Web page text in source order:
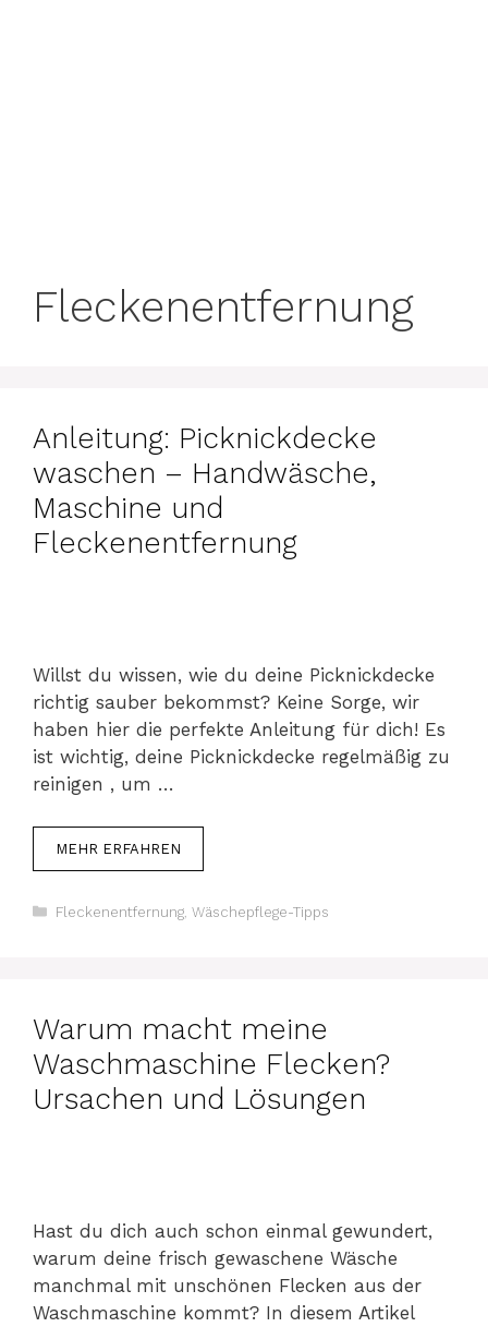
Fleckenentfernung
Anleitung: Picknickdecke
waschen – Handwäsche,
Maschine und
Fleckenentfernung
Willst du wissen, wie du deine Picknickdecke
richtig sauber bekommst? Keine Sorge, wir
haben hier die perfekte Anleitung für dich! Es
ist wichtig, deine Picknickdecke regelmäßig zu
reinigen , um …
MEHR ERFAHREN
Kategorien
Fleckenentfernung, Wäschepflege-Tipps
Warum macht meine
Waschmaschine Flecken?
Ursachen und Lösungen
Hast du dich auch schon einmal gewundert,
warum deine frisch gewaschene Wäsche
manchmal mit unschönen Flecken aus der
Waschmaschine kommt? In diesem Artikel